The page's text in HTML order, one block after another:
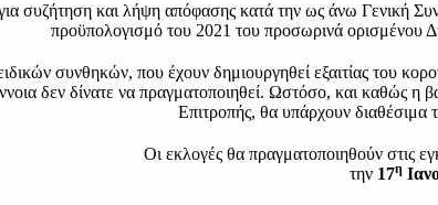
συζήτηση και λήψη απόφασης κατά την ως άνω Γενική
προϋπολογισμό του 2021 του προσωρινά ορισμένου
συνθηκών, που έχουν δημιουργηθεί εξαιτίας του
δεν δίνατε να πραγματοποιηθεί. Ωστόσο, και καθώς η
Επιτροπής, θα υπάρχουν
Οι εκλογές θα πραγματοποιηθούν στις
την 17η